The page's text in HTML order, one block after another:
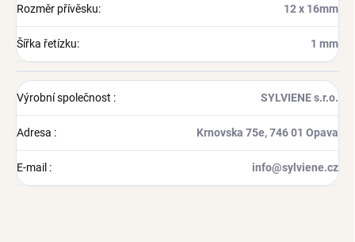
Rozměr přívěsku: 12 x 16mm
Šířka řetízku: 1 mm
Výrobní společnost : SYLVIENE s.r.o.
Adresa : Krnovska 75e, 746 01 Opava
E-mail : info@sylviene.cz